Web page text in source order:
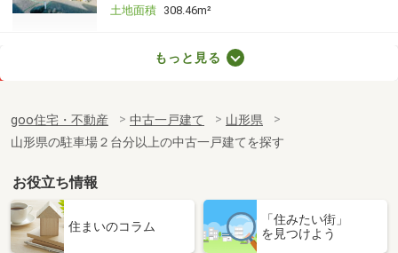
土地面積 308.46m²
山形県米沢市万世町桑山
建物面積 107.61m²
土地面積 329.31m²
山形県米沢市窪田町東江股
価 格
1,199万円
山形県米沢市窪田町東江股
もっと見る
goo住宅・不動産 中古一戸建て
山形県
山形県の駐車場２台分以上の中古一戸建てを探す
お役立ち情報
住まいのコラム
「住みたい街」
を見つけよう